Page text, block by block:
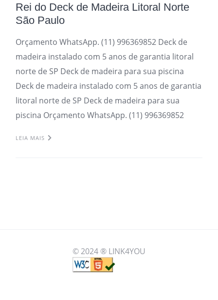
Rei do Deck de Madeira Litoral Norte
São Paulo
Orçamento WhatsApp. (11) 996369852 Deck de
madeira instalado com 5 anos de garantia litoral
norte de SP Deck de madeira para sua piscina
Deck de madeira instalado com 5 anos de garantia
litoral norte de SP Deck de madeira para sua
piscina Orçamento WhatsApp. (11) 996369852
LEIA MAIS
© 2024 ® LINK4YOU